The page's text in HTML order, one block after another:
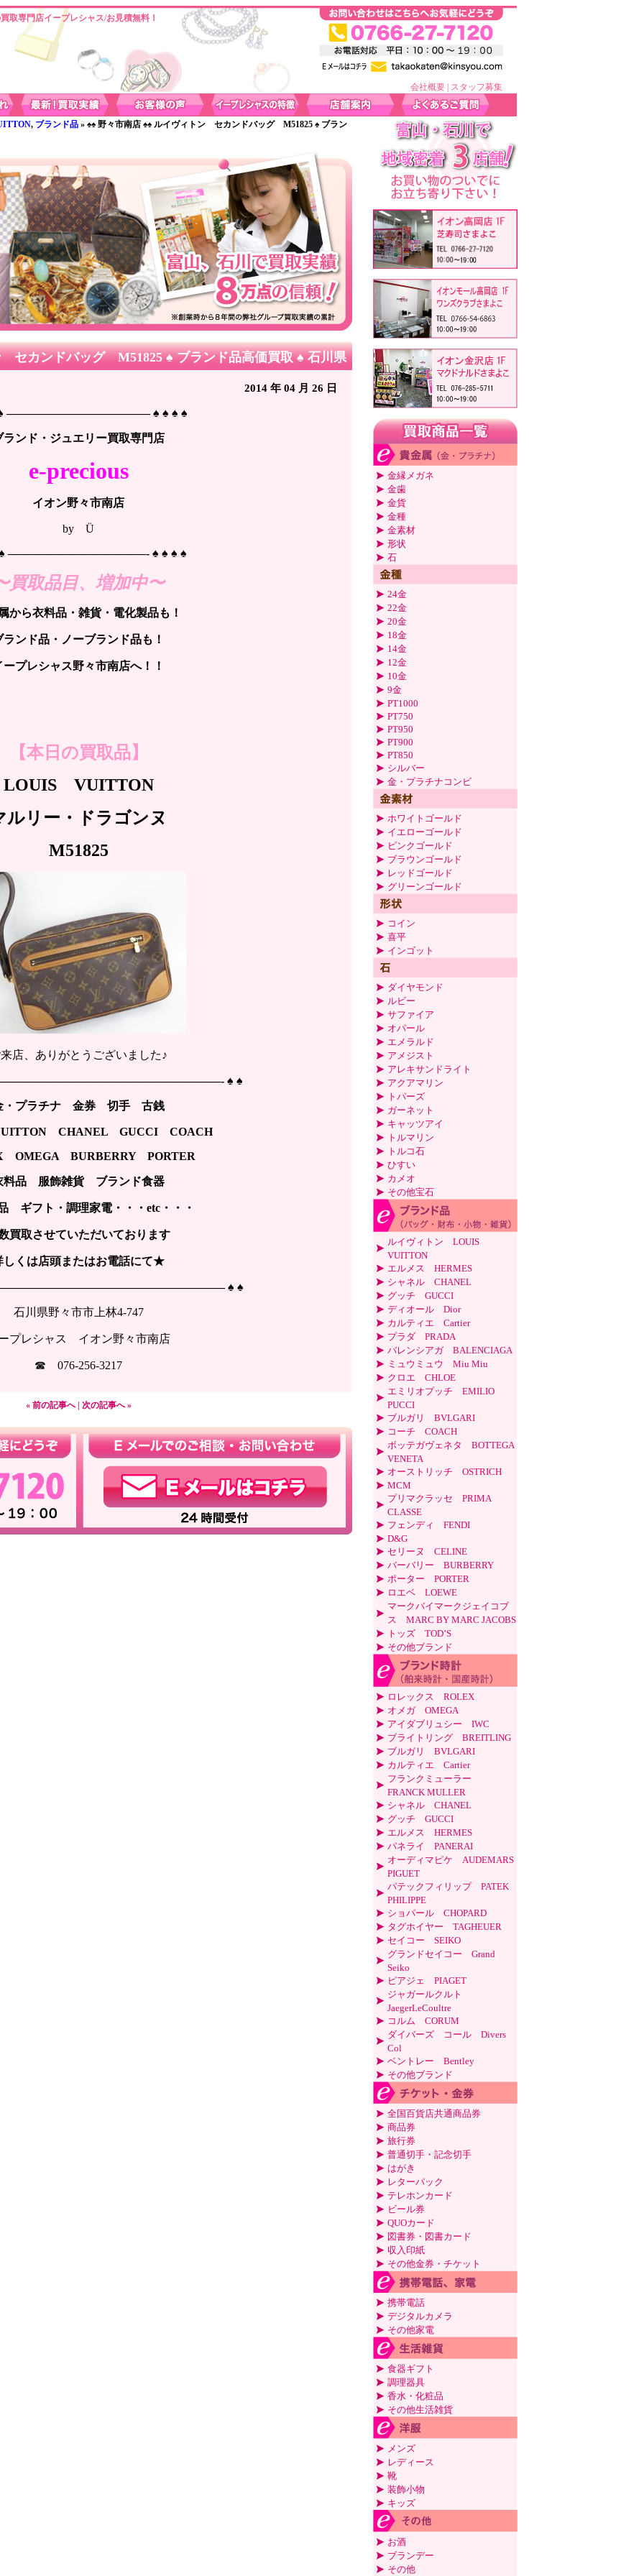
取専門店イープレシャス/お見積無料！
会社概要 スタッフ募集
, ブランド品 » ♠♠ 野々市南店 ♠♠ ルイヴィトン セカンドバッグ M51825 ♠ ブラン
セカンドバッグ M51825 ♠ ブランド品高価買取 ♠ 石川県
2014 年 04 月 26 日
♠ ————————————– ♠ ♠ ♠ ♠
ランド・ジュエリー買取専門店
e-precious
イオン野々市南店
by Ü
♠ ————————————- ♠ ♠ ♠ ♠
買取品目、増加中〜
から衣料品・雑貨・電化製品も！
ランド品・ノーブランド品も！
ープレシャス野々市南店へ！！
【本日の買取品】
LOUIS VUITTON
ルリー・ドラゴンヌ
M51825
店、ありがとうございました♪
♠ ♠
・プラチナ 金券 切手 古銭
CHANEL GUCCI COACH
OMEGA BURBERRY PORTER
料品 服飾雑貨 ブランド食器
ギフト・調理家電・・・etc・・・
買取させていただいております
しくは店頭またはお電話にて★
♠ ♠
石川県野々市市上林4-747
プレシャス イオン野々市南店
☎ 076-256-3217
« 前の記事へ| 次の記事へ »
金縁メガネ
金歯
金貨
金種
金素材
形状
石
24金
22金
20金
18金
14金
12金
10金
9金
PT1000
PT750
PT950
PT900
PT850
シルバー
金・プラチナコンビ
ホワイトゴールド
イエローゴールド
ピンクゴールド
ブラウンゴールド
レッドゴールド
グリーンゴールド
コイン
喜平
インゴット
ダイヤモンド
ルビー
サファイア
オパール
エメラルド
アメジスト
アレキサンドライト
アクアマリン
トパーズ
ガーネット
キャッツアイ
トルマリン
トルコ石
ひすい
カメオ
その他宝石
ルイヴィトン LOUIS
VUITTON
エルメス HERMES
シャネル CHANEL
グッチ GUCCI
ディオール Dior
カルティエ Cartier
プラダ PRADA
バレンシアガ BALENCIAGA
ミュウミュウ Miu Miu
クロエ CHLOE
エミリオプッチ EMILIO
PUCCI
ブルガリ BVLGARI
コーチ COACH
ボッテガヴェネタ BOTTEGA
VENETA
オーストリッチ OSTRICH
MCM
プリマクラッセ PRIMA
CLASSE
フェンディ FENDI
D&G
セリーヌ CELINE
バーバリー BURBERRY
ポーター PORTER
ロエベ LOEWE
マークバイマークジェイコブ
ス MARC BY MARC JACOBS
トッズ TOD’S
その他ブランド
ロレックス ROLEX
オメガ OMEGA
アイダブリュシー IWC
ブライトリング BREITLING
ブルガリ BVLGARI
カルティエ Cartier
フランクミューラー
FRANCK MULLER
シャネル CHANEL
グッチ GUCCI
エルメス HERMES
パネライ PANERAI
オーディマピケ AUDEMARS
PIGUET
パテックフィリップ PATEK
PHILIPPE
ショパール CHOPARD
タグホイヤー TAGHEUER
セイコー SEIKO
グランドセイコー Grand
Seiko
ピアジェ PIAGET
ジャガールクルト
JaegerLeCoultre
コルム CORUM
ダイバーズ コール Divers
Col
ベントレー Bentley
その他ブランド
全国百貨店共通商品券
商品券
旅行券
普通切手・記念切手
はがき
レターパック
テレホンカード
ビール券
QUOカード
図書券・図書カード
収入印紙
その他金券・チケット
携帯電話
デジタルカメラ
その他家電
食器ギフト
調理器具
香水・化粧品
その他生活雑貨
メンズ
レディース
靴
装飾小物
キッズ
お酒
ブランデー
その他